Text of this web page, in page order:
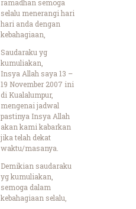
ramadhan semoga
selalu menerangi hari
hari anda dengan
kebahagiaan,
Saudaraku yg
kumuliakan,
Insya Allah saya 13 –
19 November 2007 ini
di Kualalumpur,
mengenai jadwal
pastinya Insya Allah
akan kami kabarkan
jika telah dekat
waktu/masanya.
Demikian saudaraku
yg kumuliakan,
semoga dalam
kebahagiaan selalu,